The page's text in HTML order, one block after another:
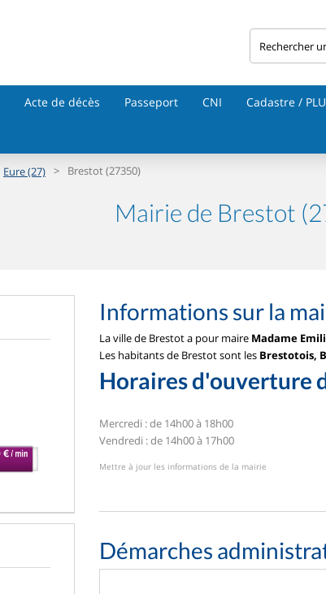
Acte de décès Passeport CNI Cadastre / PLU
Eure (27) > Brestot (27350)
Mairie de Brestot
Informations sur la
La ville de Brestot a pour maire Madame
Les habitants de Brestot sont les Brestotois,
Horaires d'ouverture
Mercredi : de 14h00 à 18h00
Vendredi : de 14h00 à 17h00
Mettre à jour les informations de la mairie
Démarches